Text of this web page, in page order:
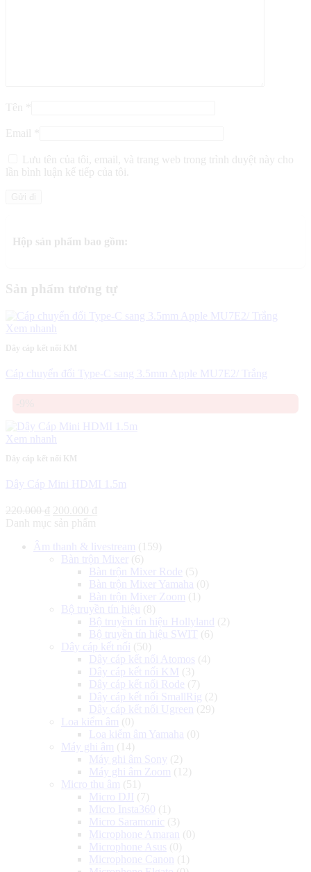
Tên
Email
Lưu tên của tôi, email, và trang web trong trình duyệt này cho
lần bình luận kế tiếp của tôi.
Hộp sản phẩm bao gồm:
Sản phẩm tương tự
Xem nhanh
Dây cáp kết nối KM
Cáp chuyển đổi Type-C sang 3.5mm Apple MU7E2/ Trắng
Xem nhanh
Dây cáp kết nối KM
Dây Cáp Mini HDMI 1.5m
220.000₫
Giá
gốc
220.000 ₫.
200.000 ₫
là:
200.000 ₫.
Danh mục sản phẩm
Âm thanh & livestream (159)
Bàn trộn Mixer
(6)
Bàn trộn Mixer Rode (5)
Bàn trộn Mixer Yamaha (0)
Bàn trộn Mixer Zoom (1)
Bộ truyền tín hiệu
(8)
Bộ truyền tín hiệu Hollyland
(2)
Bộ truyền tín hiệu SWIT (6)
Dây cáp kết nối (50)
Dây cáp kết nối Atomos (4)
Dây cáp kết nối KM (3)
Dây cáp kết nối Rode (7)
Dây cáp kết nối SmallRig (2)
Dây cáp kết nối Ugreen
(29)
Loa kiểm âm (0)
Loa kiểm âm Yamaha (0)
Máy ghi âm (14)
Máy ghi âm Sony (2)
Máy ghi âm Zoom (12)
Micro thu âm (51)
Micro DJI (7)
Micro Insta360 (1)
Micro Saramonic (3)
Microphone Amaran
(0)
Microphone Asus (0)
Microphone Canon
(1)